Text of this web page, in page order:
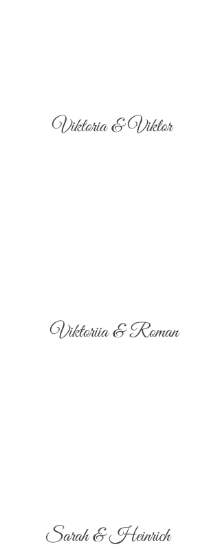
Viktoria & Viktor
Viktoriia & Roman
Sarah & Heinrich